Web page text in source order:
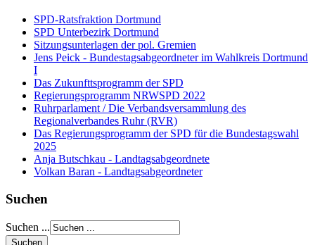
SPD-Ratsfraktion Dortmund
SPD Unterbezirk Dortmund
Sitzungsunterlagen der pol. Gremien
Jens Peick - Bundestagsabgeordneter im Wahlkreis Dortmund
I
Das Zukunfttsprogramm der SPD
Regierungsprogramm NRWSPD 2022
Ruhrparlament / Die Verbandsversammlung des
Regionalverbandes Ruhr (RVR)
Das Regierungsprogramm der SPD für die Bundestagswahl
2025
Anja Butschkau - Landtagsabgeordnete
Volkan Baran - Landtagsabgeordneter
Suchen
Suchen ...